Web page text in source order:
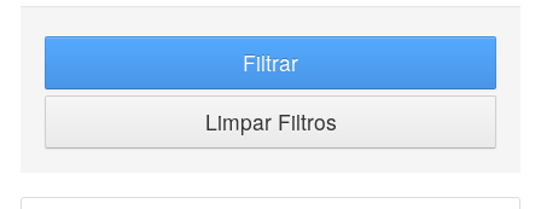
Filtrar
Limpar Filtros